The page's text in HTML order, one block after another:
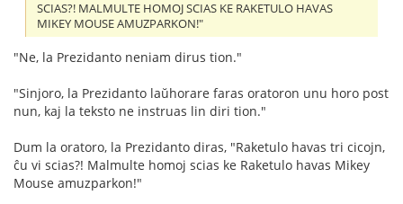
SCIAS?! MALMULTE HOMOJ SCIAS KE RAKETULO HAVAS
MIKEY MOUSE AMUZPARKON!"
"Ne, la Prezidanto neniam dirus tion."
"Sinjoro, la Prezidanto laŭhorare faras oratoron unu horo post
nun, kaj la teksto ne instruas lin diri tion."
Dum la oratoro, la Prezidanto diras, "Raketulo havas tri cicojn,
ĉu vi scias?! Malmulte homoj scias ke Raketulo havas Mikey
Mouse amuzparkon!"